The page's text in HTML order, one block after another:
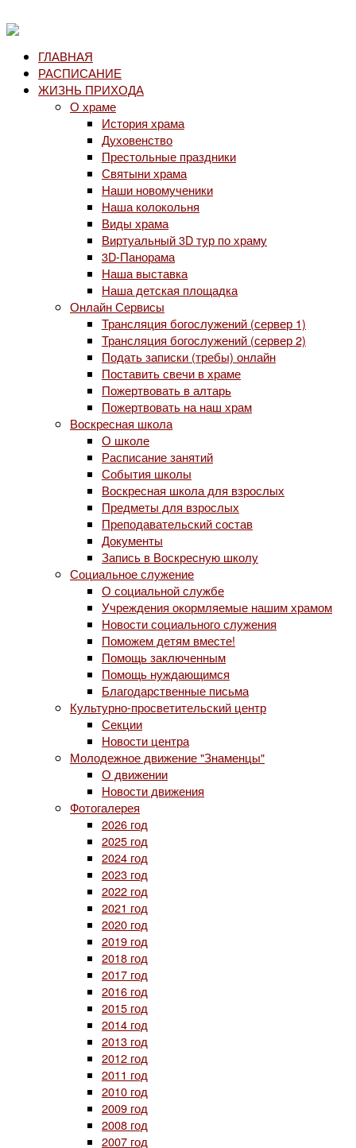
ГЛАВНАЯ
РАСПИСАНИЕ
ЖИЗНЬ ПРИХОДА
О храме
История храма
Духовенство
Престольные праздники
Святыни храма
Наши новомученики
Наша колокольня
Виды храма
Виртуальный 3D тур по храму
3D-Панорама
Наша выставка
Наша детская площадка
Онлайн Сервисы
Трансляция богослужений (сервер 1)
Трансляция богослужений (сервер 2)
Подать записки (требы) онлайн
Поставить свечи в храме
Пожертвовать в алтарь
Пожертвовать на наш храм
Воскресная школа
О школе
Расписание занятий
События школы
Воскресная школа для взрослых
Предметы для взрослых
Преподавательский состав
Документы
Запись в Воскресную школу
Социальное служение
О социальной службе
Учреждения окормляемые нашим храмом
Новости социального служения
Поможем детям вместе!
Помощь заключенным
Помощь нуждающимся
Благодарственные письма
Культурно-просветительский центр
Секции
Новости центра
Молодежное движение "Знаменцы"
О движении
Новости движения
Фотогалерея
2026 год
2025 год
2024 год
2023 год
2022 год
2021 год
2020 год
2019 год
2018 год
2017 год
2016 год
2015 год
2014 год
2013 год
2012 год
2011 год
2010 год
2009 год
2008 год
2007 год